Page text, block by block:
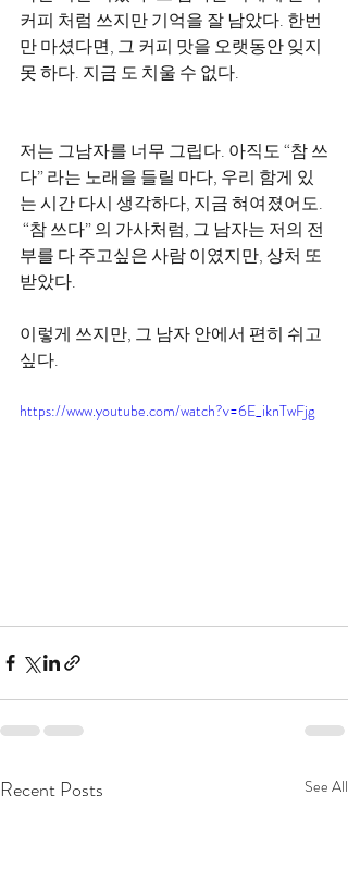
커피 처럼 쓰지만 기억을 잘 남았다. 한번
만 마셨다면, 그 커피 맛을 오랫동안 잊지
못 하다. 지금 도 치울 수 없다.
저는 그남자를 너무 그립다. 아직도 “참 쓰
다” 라는 노래을 들릴 마다, 우리 함게 있
는 시간 다시 생각하다, 지금 혀여졌어도.
“참 쓰다” 의 가사처럼, 그 남자는 저의 전
부를 다 주고싶은 사람 이였지만, 상처 또
받았다.
이렇게 쓰지만, 그 남자 안에서 편히 쉬고
싶다.
https://www.youtube.com/watch?v=6E_iknTwFjg
Recent Posts See All